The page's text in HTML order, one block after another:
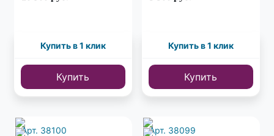
Купить в 1 клик
Купить
Купить в 1 клик
Купить
Арт. 38100 Арт. 38099